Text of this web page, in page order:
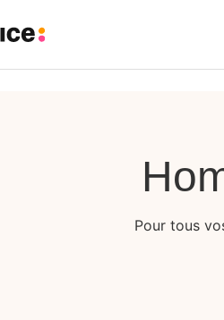
Pour tous